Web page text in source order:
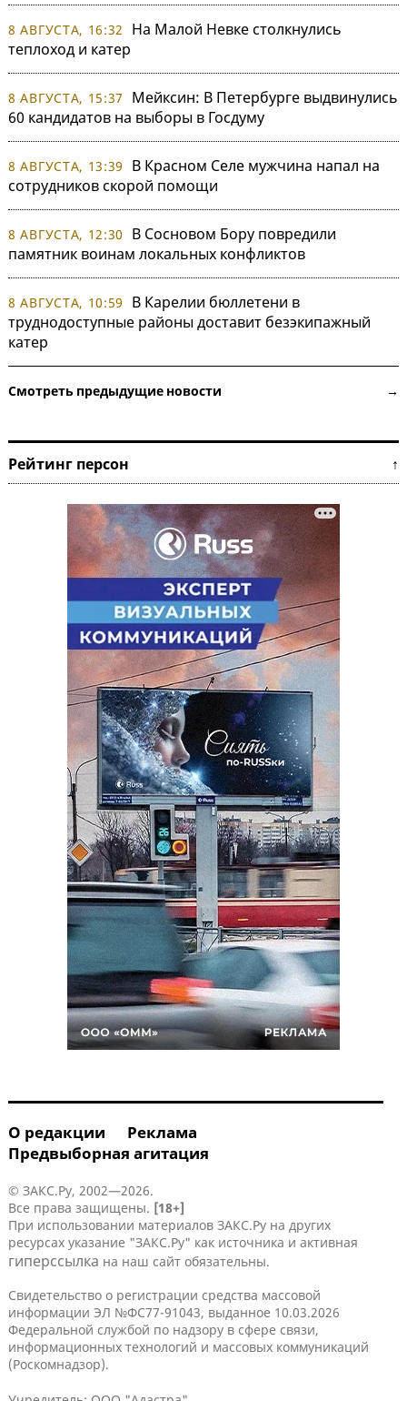
8 АВГУСТА, 16:32
На Малой Невке столкнулись
теплоход и катер
8 АВГУСТА, 15:37
Мейксин: В Петербурге выдвинулись
60 кандидатов на выборы в Госдуму
8 АВГУСТА, 13:39
В Красном Селе мужчина напал на
сотрудников скорой помощи
8 АВГУСТА, 12:30
В Сосновом Бору повредили
памятник воинам локальных конфликтов
8 АВГУСТА, 10:59
В Карелии бюллетени в
труднодоступные районы доставит безэкипажный
катер
Смотреть предыдущие новости →
Рейтинг персон ↑
О редакции
Реклама
Предвыборная агитация
© ЗАКС.Ру, 2002—2026.
Все права защищены. [18+]
При использовании материалов ЗАКС.Ру на других
ресурсах указание "ЗАКС.Ру" как источника и активная
гиперссылка на наш сайт обязательны.
Свидетельство о регистрации средства массовой
информации ЭЛ №ФС77-91043, выданное 10.03.2026
Федеральной службой по надзору в сфере связи,
информационных технологий и массовых коммуникаций
(Роскомнадзор).